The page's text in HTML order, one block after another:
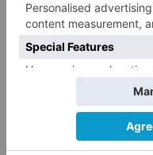
parte de sus
cocción y pasarán
por tanto,
pérdida a nivel
4. Evita las salsas